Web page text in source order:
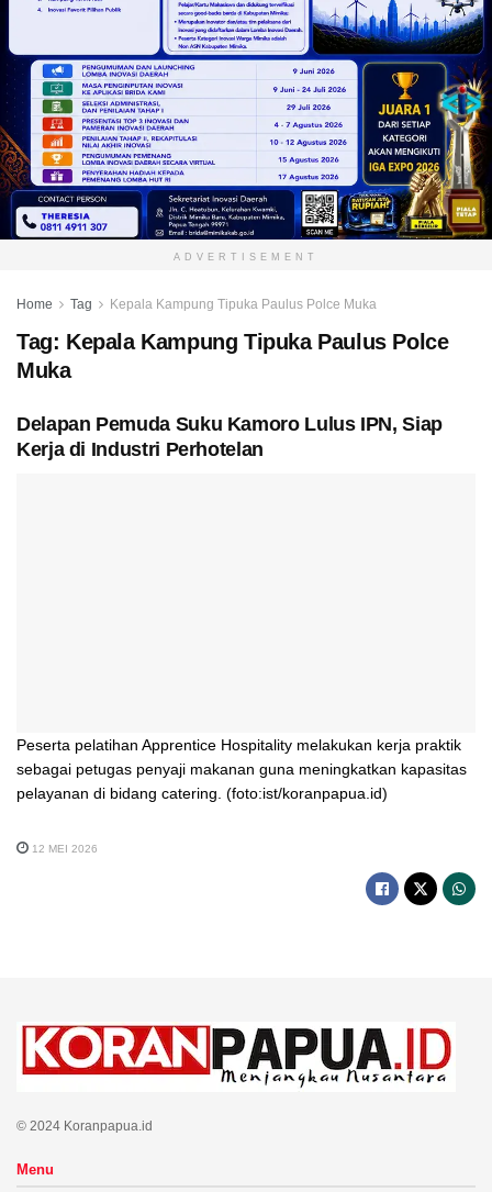
ADVERTISEMENT
Home Tag Kepala Kampung Tipuka Paulus Polce Muka
Tag: Kepala Kampung Tipuka Paulus Polce
Muka
Delapan Pemuda Suku Kamoro Lulus IPN, Siap
Kerja di Industri Perhotelan
Peserta pelatihan Apprentice Hospitality melakukan kerja praktik
sebagai petugas penyaji makanan guna meningkatkan kapasitas
pelayanan di bidang catering. (foto:ist/koranpapua.id)
12 MEI 2026
© 2024 Koranpapua.id
Menu